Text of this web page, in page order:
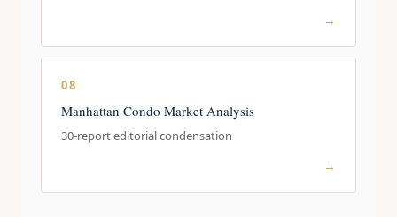
→
08
Manhattan Condo Market Analysis
30-report editorial condensation
→